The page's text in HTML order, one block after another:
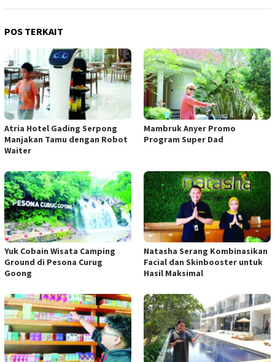
POS TERKAIT
Atria Hotel Gading Serpong
Manjakan Tamu dengan Robot
Waiter
Mambruk Anyer Promo
Program Super Dad
Yuk Cobain Wisata Camping
Ground di Pesona Curug
Goong
Natasha Serang Kombinasikan
Facial dan Skinbooster untuk
Hasil Maksimal